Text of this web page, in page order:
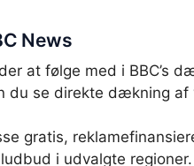
News
at følge med i BBC’s
du se direkte dækning
gratis,
i udvalgte